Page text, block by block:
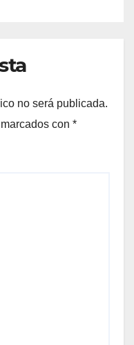
no será publicada.
con *